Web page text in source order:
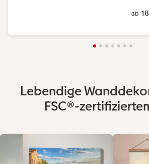
ab
Lebendige
FSC®-